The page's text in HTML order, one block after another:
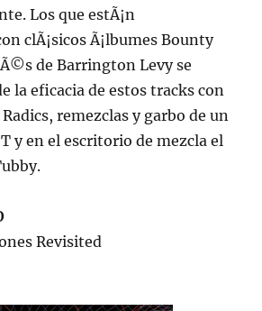
Los que estÃ¡n
clÃ¡sicos Ã¡lbumes Bounty
de Barrington Levy se
la eficacia de estos tracks con
remezclas y garbo de un
y en el escritorio de mezcla el
Revisited